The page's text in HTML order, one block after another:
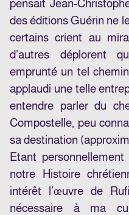
pensait Jean-
des éditions Guérin ne
certains crient au
d’autres déplorent
emprunté un tel
applaudi une telle
entendre parler du
Compostelle, peu
sa destination
Etant
notre Histoire
intérêt l’œuvre de
nécessaire à ma